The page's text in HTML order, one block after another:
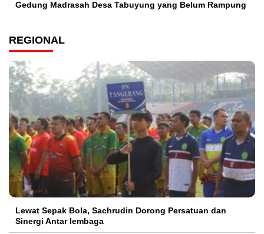
Gedung Madrasah Desa Tabuyung yang Belum Rampung
REGIONAL
Lewat Sepak Bola, Sachrudin Dorong Persatuan dan
Sinergi Antar lembaga